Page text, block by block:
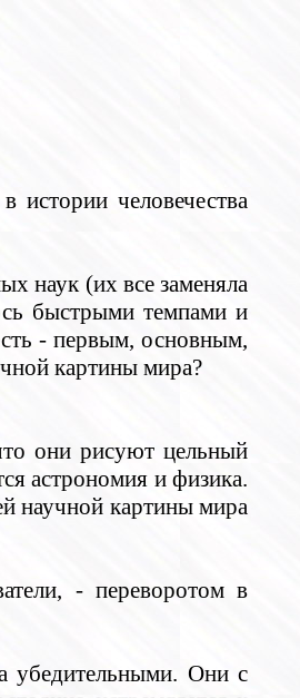
истории человечества
наук (их все заменяла
быстрыми темпами и
- первым, основным,
картины мира?
они рисуют цельный
астрономия и физика.
научной картины мира
- переворотом в
убедительными. Они с